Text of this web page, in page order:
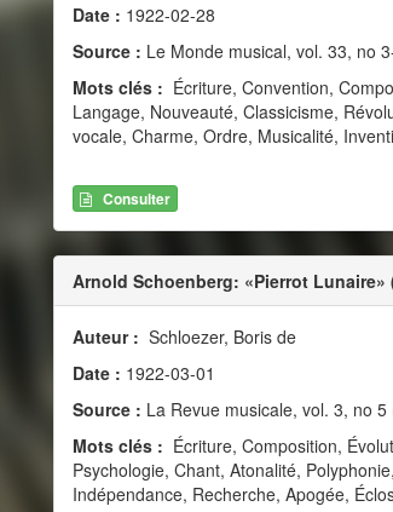
Date : 1922-02-28
Source : Le Monde musical, vol. 33, no
Mots clés : Écriture, Convention,
Langage, Nouveauté, Classicisme,
vocale, Charme, Ordre, Musicalité,
Consulter
Arnold Schoenberg: «Pierrot Lunaire»
Auteur : Schloezer, Boris de
Date : 1922-03-01
Source : La Revue musicale, vol. 3, no
Mots clés : Écriture, Composition,
Psychologie, Chant, Atonalité,
Indépendance, Recherche, Apogée,